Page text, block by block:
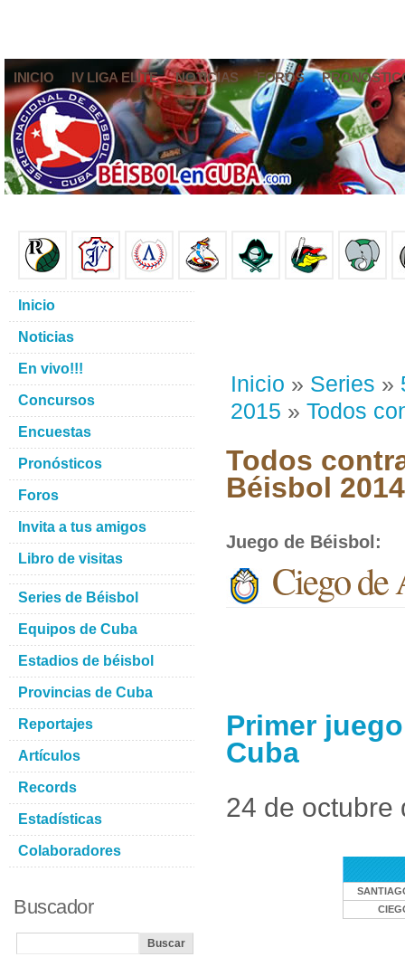
INICIO IV LIGA ELITE NOTICIAS FOROS
Inicio » Series »
2015 » Todos
Todos
Béisbol
Juego de Béisbol :
Ciego de
Primer
Cuba
24 de octubre
Inicio
Noticias
En vivo!!!
Concursos
Encuestas
Pronósticos
Foros
Invita a tus amigos
Libro de visitas
Series de Béisbol
Equipos de Cuba
Estadios de béisbol
Provincias de Cuba
Reportajes
Artículos
Records
Estadísticas
Colaboradores
Buscador